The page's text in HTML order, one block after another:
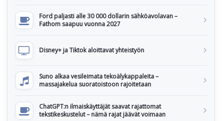
Ford paljasti alle 30 000 dollarin sähköavolavan –
Fathom saapuu vuonna 2027
Disney+ ja Tiktok aloittavat yhteistyön
Suno alkaa vesileimata tekoälykappaleita –
massajakelua suoratoistoon rajoitetaan
ChatGPT:n ilmaiskäyttäjät saavat rajattomat
tekstikeskustelut – nämä rajat jäävät voimaan